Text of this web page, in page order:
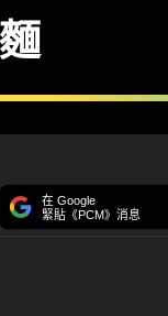
在 Google
緊貼《PCM》消息